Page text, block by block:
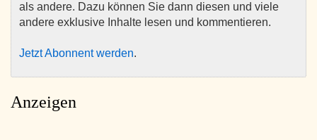
als andere. Dazu können Sie dann diesen und viele
andere exklusive Inhalte lesen und kommentieren.
Jetzt Abonnent werden.
Anzeigen